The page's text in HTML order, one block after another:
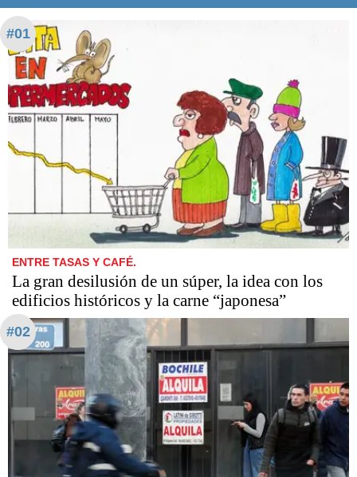
#01
ENTRE TASAS Y CAFÉ.
La gran desilusión de un súper, la idea con los
edificios históricos y la carne “japonesa”
#02